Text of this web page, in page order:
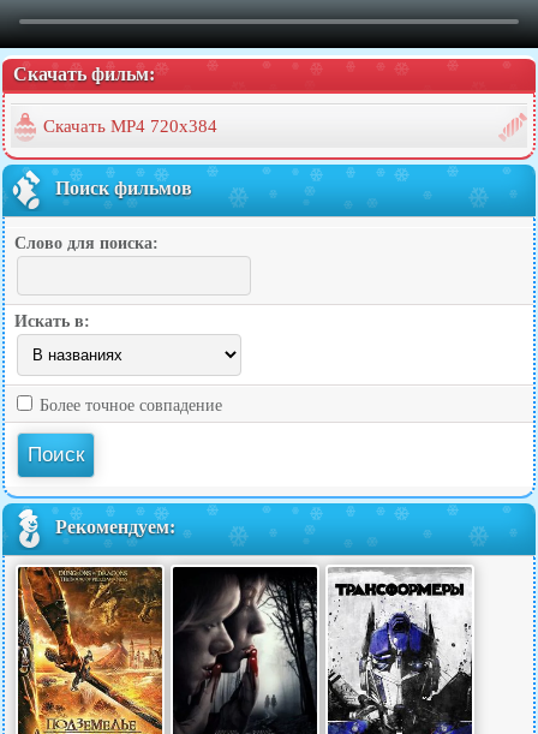
Скачать фильм:
Скачать MP4 720x384
Поиск фильмов
Слово для поиска:
Искать в:
Более точное совпадение
Рекомендуем: